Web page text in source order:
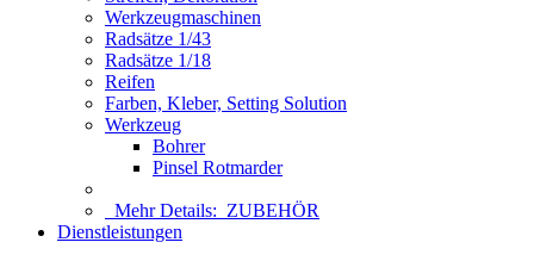
Werkzeugmaschinen
Radsätze 1/43
Radsätze 1/18
Reifen
Farben, Kleber, Setting Solution
Werkzeug
Bohrer
Pinsel Rotmarder
Mehr Details: ZUBEHÖR
Dienstleistungen